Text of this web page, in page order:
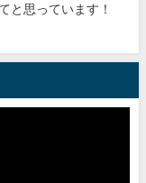
と思っています！